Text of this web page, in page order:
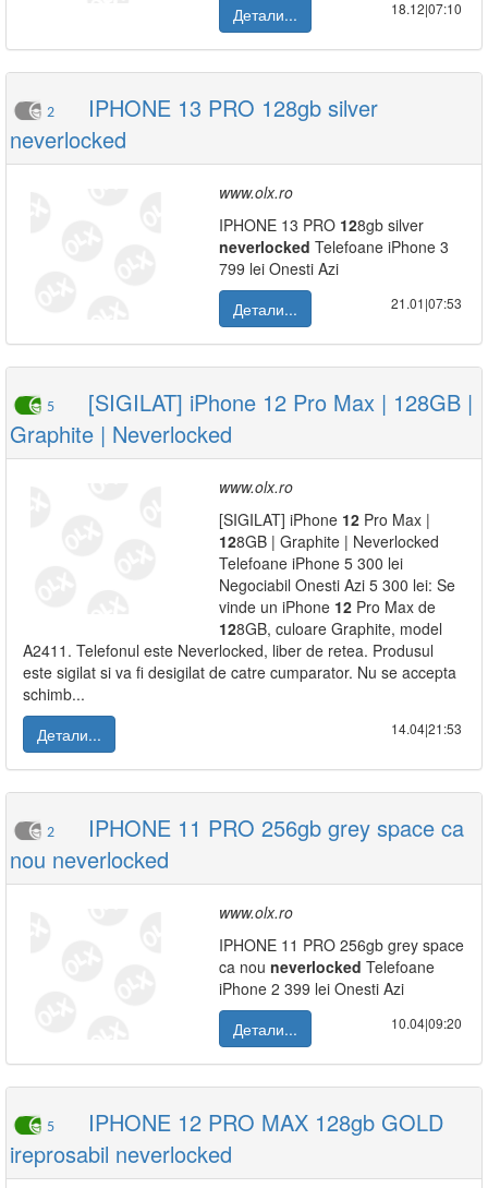
Детали... 18.12|07:10
2
IPHONE 13 PRO 128gb silver
neverlocked
www.olx.ro
IPHONE 13 PRO 128gb silver
neverlocked Telefoane iPhone 3
799 lei Onesti Azi
Детали...
21.01|07:53
5
[SIGILAT] iPhone 12 Pro Max | 128GB |
Graphite | Neverlocked
www.olx.ro
[SIGILAT] iPhone 12 Pro Max |
128GB | Graphite | Neverlocked
Telefoane iPhone 5 300 lei
Negociabil Onesti Azi 5 300 lei: Se
vinde un iPhone 12 Pro Max de
128GB, culoare Graphite, model
A2411. Telefonul este Neverlocked, liber de retea. Produsul
este sigilat si va fi desigilat de catre cumparator. Nu se accepta
schimb...
Детали...
14.04|21:53
2
IPHONE 11 PRO 256gb grey space ca
nou neverlocked
www.olx.ro
IPHONE 11 PRO 256gb grey space
ca nou neverlocked Telefoane
iPhone 2 399 lei Onesti Azi
Детали...
10.04|09:20
5
IPHONE 12 PRO MAX 128gb GOLD
ireprosabil neverlocked